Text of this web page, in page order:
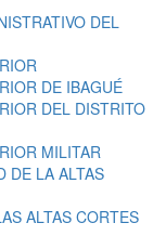
DEL
DE IBAGUÉ
DEL DISTRITO
MILITAR
DE LA ALTAS
ALTAS CORTES